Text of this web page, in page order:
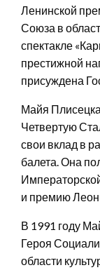
Ленинской
Союза в
спектакле
престижной
присуждена
Майя
Четвертую
свои вклад в
балета. Она
и премию
В 1991 году
Героя
области